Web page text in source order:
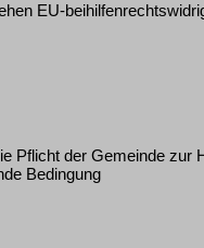
EU-
Pflicht der Gemeinde zur
Bedingung